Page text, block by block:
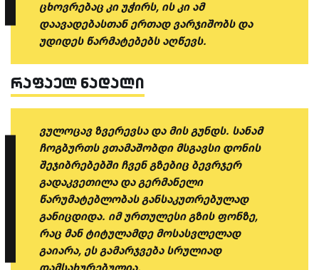
ცხოვრებაც კი უჭირს, ის კი ამ
დაავადებასთან ერთად ვარჯიშობს და
უდიდეს წარმატებებს აღწევს.
რაფაელ ნადალი
ვულოცავ ზვერევსა და მის გუნდს. სანამ
ჩოგბურთს ვთამაშობდი მსგავსი დონის
შეჯიბრებებში ჩვენ გზებიც ბევრჯერ
გადაკვეთილა და გერმანელი
წარუმატებლობას განსაკუთრებულად
განიცდიდა. იმ ურთულესი გზის ფონზე,
რაც მან ტიტულამდე მოსასვლელად
გაიარა, ეს გამარჯვება სრულიად
დამსახურებულია.